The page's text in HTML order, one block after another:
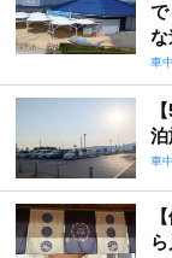
で
な
車
泊
車